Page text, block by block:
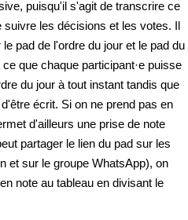
puisqu'il s'agit de transcrire ce
suivre les décisions et les votes. Il
pad de l'ordre du jour et le pad du
que chaque participant·e puisse
du jour à tout instant tandis que
écrit. Si on ne prend pas en
d'ailleurs une prise de note
partager le lien du pad sur les
et sur le groupe WhatsApp), on
note au tableau en divisant le